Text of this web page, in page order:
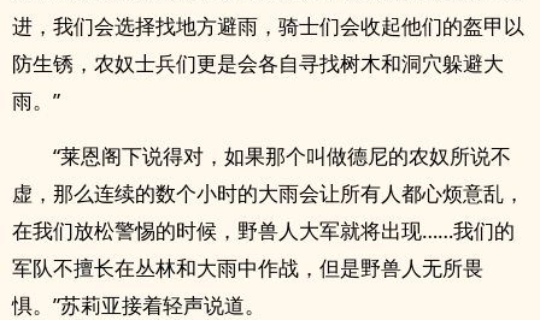
进，我们会选择找地方避雨，骑士们会收起他们的盔甲以
防生锈，农奴士兵们更是会各自寻找树木和洞穴躲避大
雨。”
“莱恩阁下说得对，如果那个叫做德尼的农奴所说不
虚，那么连续的数个小时的大雨会让所有人都心烦意乱，
在我们放松警惕的时候，野兽人大军就将出现……我们的
军队不擅长在丛林和大雨中作战，但是野兽人无所畏
惧。”苏莉亚接着轻声说道。